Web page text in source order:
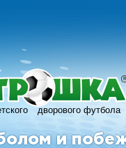
дворового футбола
R
и